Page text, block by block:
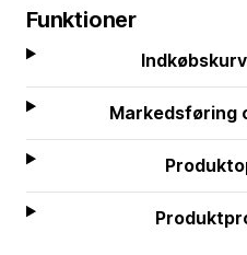
Funktioner
Markedsføring